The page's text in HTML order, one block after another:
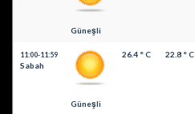
Güneşli
11:00-11:59
Sabah
Güneşli
26.4 ° C 22.8 ° C